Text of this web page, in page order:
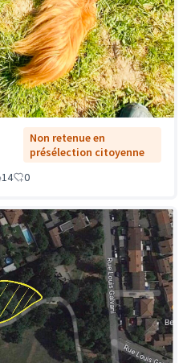
Non retenue en
présélection citoyenne
14 0